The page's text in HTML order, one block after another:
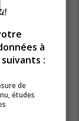
pas d’être
veuillez ne
pouvons modifier
de vous
de vérifier
à participer à
par « logiciel
à
:
de
études